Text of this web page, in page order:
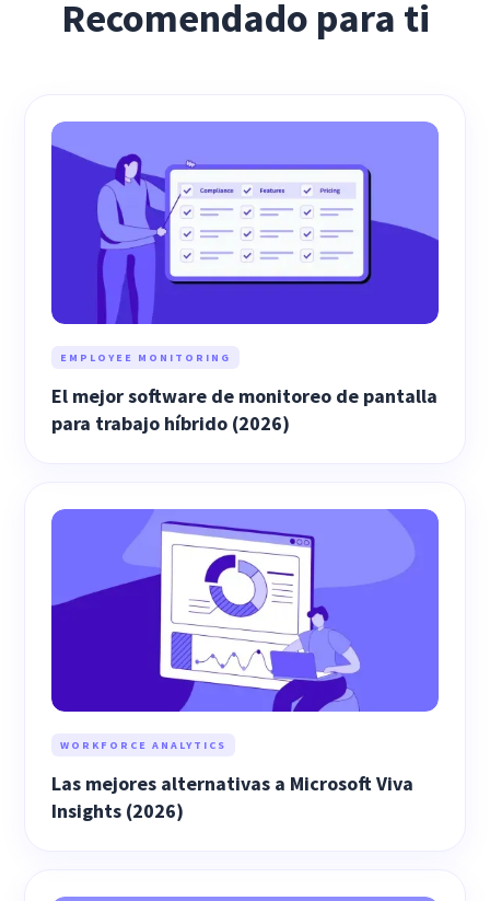
Recomendado para ti
EMPLOYEE MONITORING
El mejor software de monitoreo de pantalla
para trabajo híbrido (2026)
WORKFORCE ANALYTICS
Las mejores alternativas a Microsoft Viva
Insights (2026)